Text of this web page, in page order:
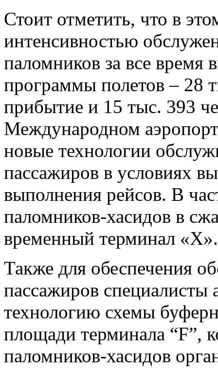
Стоит отметить, что в
интенсивностью
паломников за все время
программы полетов – 28
прибытие и 15 тыс. 393
Международном
новые технологии
пассажиров в условиях
выполнения рейсов. В
паломников-хасидов в
временный терминал «Х».
Также для обеспечения
пассажиров специалисты
технологию схемы
площади терминала “F”,
паломников-хасидов